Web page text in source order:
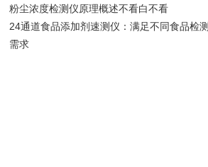
粉尘浓度检测仪原理概述不看白不看
24通道食品添加剂速测仪：满足不同食品检测
需求